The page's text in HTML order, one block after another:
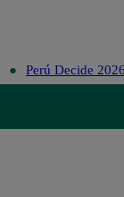
Perú Decide 2026